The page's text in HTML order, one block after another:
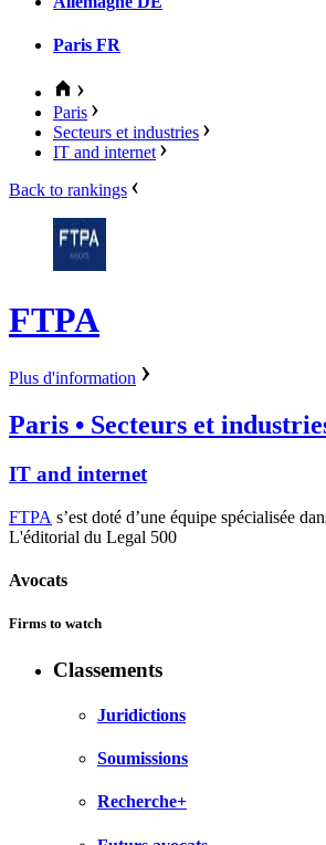
Paris FR
Paris
Secteurs et industries
IT and internet
Back to rankings
FTPA
Plus d'information
Paris • Secteurs et
IT and internet
FTPA s’est doté d’une équipe spécialisée
L'éditorial du Legal 500
Avocats
Firms to watch
Classements
Juridictions
Soumissions
Recherche+